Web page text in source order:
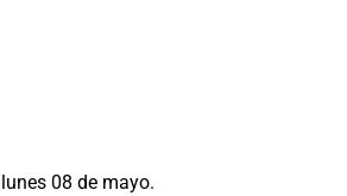
lunes 08 de mayo.